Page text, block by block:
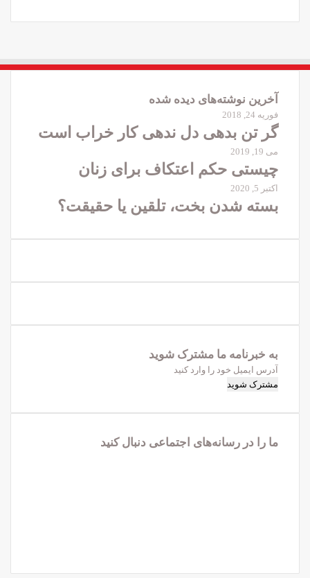
آخرین نوشته‌های دیده شده
فوریه 24, 2018
گر تن بدهی دل ندهی کار خراب است
می 19, 2019
چیستی حکم اعتکاف برای زنان
اکتبر 5, 2020
بسته شدن بخت، تلقین یا حقیقت؟
به خبرنامه‌‌ ما مشترک شوید
آدرس
ایمیل
را
کنید
ما را در رسانه‌های اجتماعی دنبال کنید